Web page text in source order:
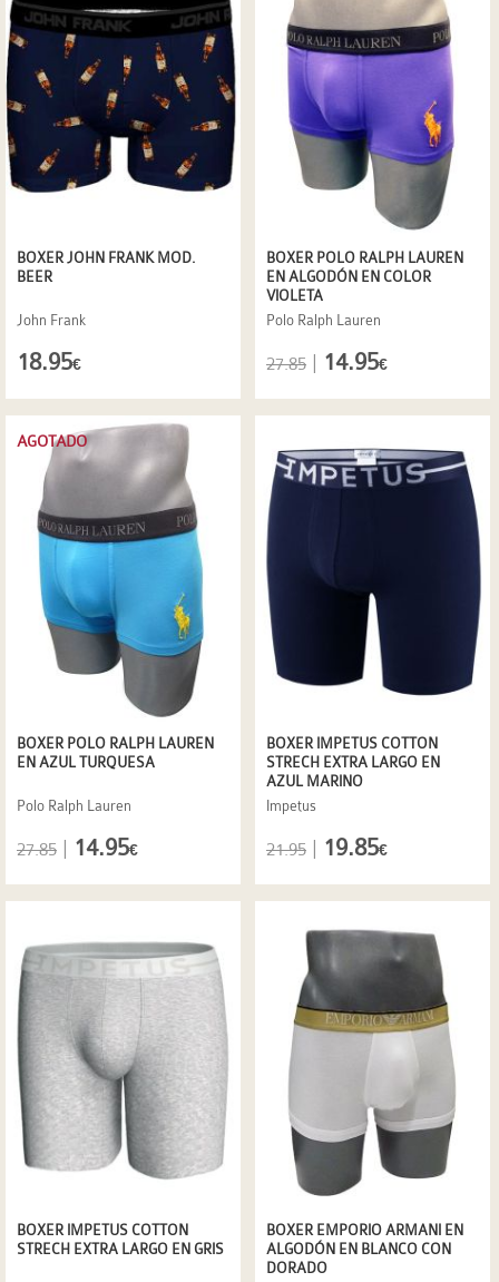
BOXER JOHN FRANK MOD.
BEER
John Frank
18.95€
BOXER POLO RALPH LAUREN
EN ALGODÓN EN COLOR
VIOLETA
Polo Ralph Lauren
27.85 | 14.95€
BOXER POLO RALPH LAUREN
EN AZUL TURQUESA
Polo Ralph Lauren
AGOTADO
27.85 14.95€
BOXER IMPETUS COTTON
STRECH EXTRA LARGO EN
AZUL MARINO
Impetus
21.95 19.85€
BOXER IMPETUS COTTON
STRECH EXTRA LARGO EN GRIS
BOXER EMPORIO ARMANI EN
ALGODÓN EN BLANCO CON
DORADO